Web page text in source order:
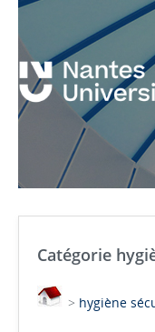
Catégorie
> hygiène